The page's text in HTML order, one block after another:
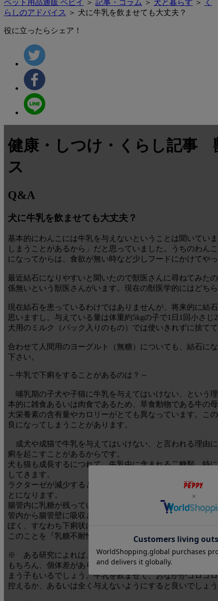
ペット用品通販 ペピイ ＞ 記事・コラム ＞ 犬と暮らす ＞
く
らしのアドバイス
＞ 犬に牛乳を飲ませても大丈夫？
役に立ったらシェア！